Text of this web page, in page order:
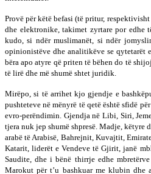
Provë për këtë befasi (të pritur,
dhe elektronike, takimet zyrtare por edhe
kudo, si ndër muslimanët, si ndër
opinionistëve dhe analitikëve se qytetarët
bëra apo atyre që priten të bëhen do të
të lirë dhe më shumë shtet juridik.
Mirëpo, si të arrihet kjo gjendje e
pushteteve në mënyrë të qetë është sfidë
evro-perëndimin. Gjendja në Libi, Siri,
tjera nuk jep shumë shpresë. Madje,
arabë të Arabisë, Bahrejnit, Kuvajtit,
Katarit, liderët e Vendeve të Gjirit, janë
Saudite, dhe i bënë thirrje edhe
Marokut për t’u bashkuar me klubin